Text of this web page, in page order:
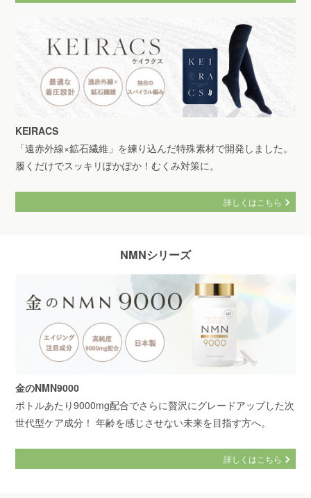
KEIRACS
「遠赤外線×鉱石繊維」を練り込んだ特殊素材で開発しました。
履くだけでスッキリぽかぽか！むくみ対策に。
詳しくはこちら
NMNシリーズ
金のNMN9000
ボトルあたり9000mg配合でさらに贅沢にグレードアップした次
世代型ケア成分！ 年齢を感じさせない未来を目指す方へ。
詳しくはこちら